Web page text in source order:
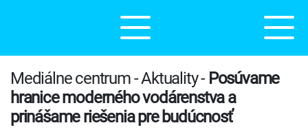
Mediálne centrum - Aktuality - Posúvame
hranice moderného vodárenstva a
prinášame riešenia pre budúcnosť